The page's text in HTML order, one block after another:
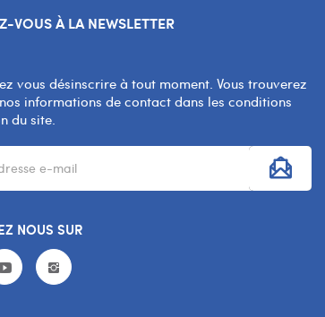
VOUS À LA NEWSLETTER
vous désinscrire à tout moment. Vous trouverez
informations de contact dans les conditions
du site.
NOUS SUR